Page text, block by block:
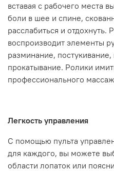
вставая с рабочего места
боли в шее и спине,
расслабиться и
воспроизводит элементы
разминание,
прокатывание. Ролики
профессионального
Легкость управления
С помощью пульта
для каждого, вы можете
области лопаток или